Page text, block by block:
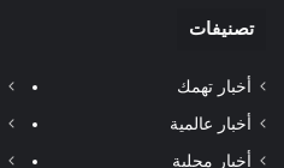
تصنيفات
أخبار تهمك
أخبار عالمية
أخبار محلية